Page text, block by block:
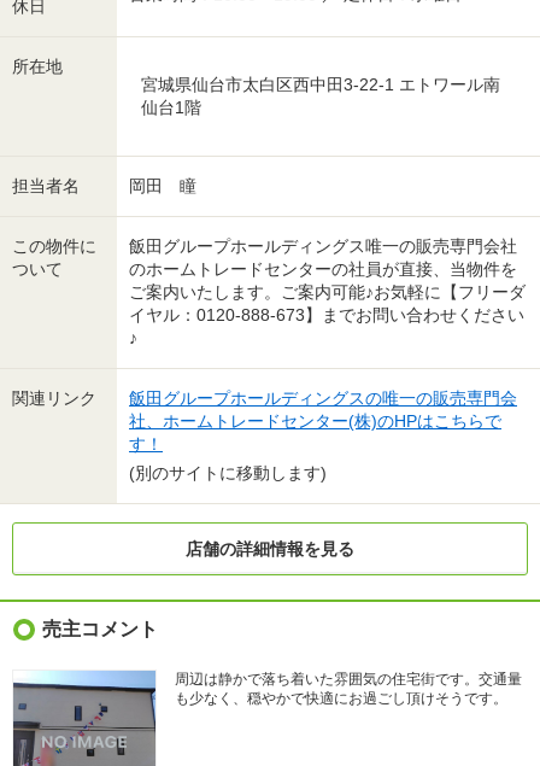
休日
所在地
宮城県仙台市太白区西中田3-22-1 エトワール南
仙台1階
担当者名 岡田 瞳
この物件に
ついて
飯田グループホールディングス唯一の販売専門会社
のホームトレードセンターの社員が直接、当物件を
ご案内いたします。ご案内可能♪お気軽に【フリーダ
イヤル：0120-888-673】までお問い合わせください
♪
関連リンク
飯田グループホールディングスの唯一の販売専門会
社、ホームトレードセンター(株)のHPはこちらで
す！
(別のサイトに移動します)
店舗の詳細情報を見る
売主コメント
周辺は静かで落ち着いた雰囲気の住宅街です。交通量
も少なく、穏やかで快適にお過ごし頂けそうです。